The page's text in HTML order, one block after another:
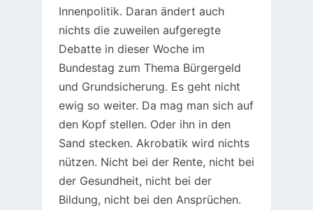
Innenpolitik. Daran ändert auch
nichts die zuweilen aufgeregte
Debatte in dieser Woche im
Bundestag zum Thema Bürgergeld
und Grundsicherung. Es geht nicht
ewig so weiter. Da mag man sich auf
den Kopf stellen. Oder ihn in den
Sand stecken. Akrobatik wird nichts
nützen. Nicht bei der Rente, nicht bei
der Gesundheit, nicht bei der
Bildung, nicht bei den Ansprüchen.